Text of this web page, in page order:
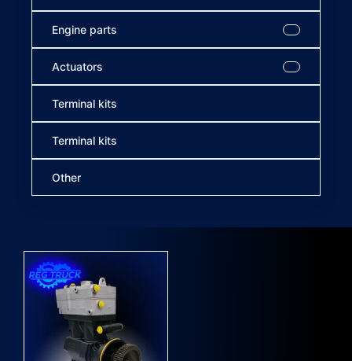
Engine parts
Actuators
Terminal kits
Terminal kits
Other